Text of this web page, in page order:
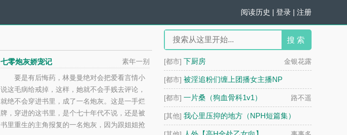
阅读历史 | 登录 | 注册
素年一别
七零炮灰娇宠记
要是有后悔药，林曼曼绝对会把爱看言情小
说这毛病给戒掉，这样，她就不会手贱去评论，
就绝不会穿进书里，成了一名炮灰。这是一手烂
牌，穿进的这书里，是个七十年代不说，还是被
书里重生的主角报复的一名炮灰，因为跟姐姐抢
搜 索
[都市] 下厨房 金银花露
[都市] 被淫追粉们缠上团播女主播NP
你在流泪吗
[都市] 一片桑（狗血骨科1v1） 路不遥
[其他] 我心里压抑的地方（NPH短篇集）
你在流泪吗